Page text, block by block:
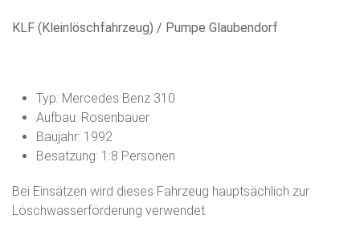
KLF (Kleinlöschfahrzeug) / Pumpe Glaubendorf
Typ: Mercedes Benz 310
Aufbau: Rosenbauer
Baujahr: 1992
Besatzung: 1:8 Personen
Bei Einsätzen wird dieses Fahrzeug hauptsächlich zur
Löschwasserförderung verwendet.